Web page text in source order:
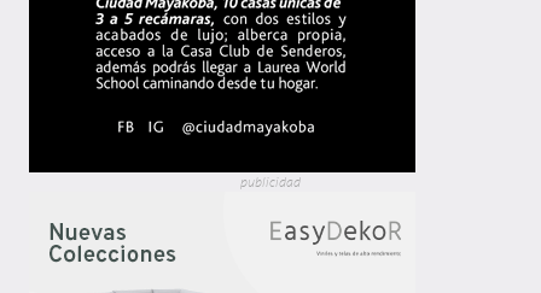
publicidad